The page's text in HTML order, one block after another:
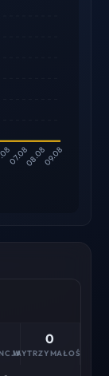
07.0808.0809.08
0
WYTRZYMAŁOŚĆ